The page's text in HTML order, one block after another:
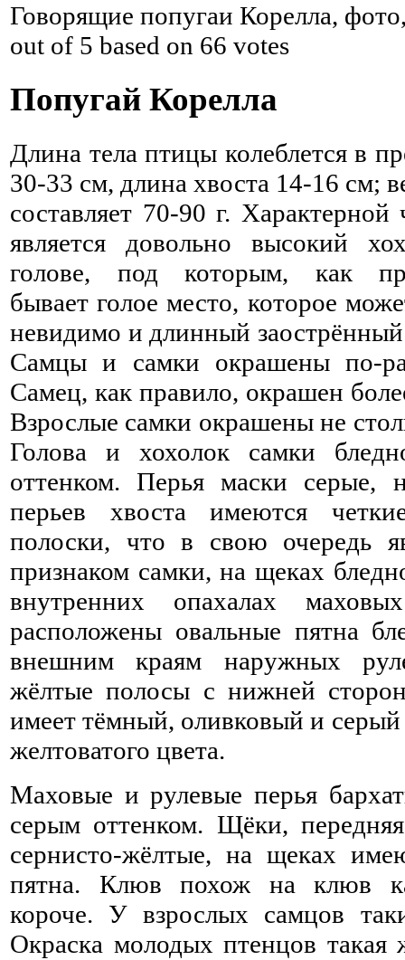
Говорящие попугаи Корелла,
out of 5 based on 66 votes
Попугай Корелла
Длина тела птицы колеблется в
30-33 см, длина хвоста 14-16 см;
составляет 70-90 г. Характерной
является довольно высокий
голове, под которым, как
бывает голое место, которое
невидимо и длинный заострённый
Самцы и самки окрашены по-
Самец, как правило, окрашен
Взрослые самки окрашены не
Голова и хохолок самки
оттенком. Перья маски серые,
перьев хвоста имеются
полоски, что в свою очередь
признаком самки, на щеках
внутренних опахалах
расположены овальные пятна
внешним краям наружных
жёлтые полосы с нижней
имеет тёмный, оливковый и серый
желтоватого цвета.
Маховые и рулевые перья
серым оттенком. Щёки,
сернисто-жёлтые, на щеках
пятна. Клюв похож на клюв
короче. У взрослых самцов
Окраска молодых птенцов